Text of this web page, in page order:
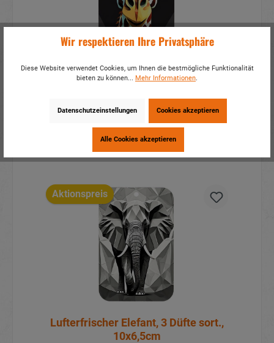
10x6,5cm
Mehr Infos? Hier anmelden
Details
Aktionspreis
Lufterfrischer Elefant, 3 Düfte sort.,
10x6,5cm
Wir respektieren Ihre Privatsphäre
Diese Website verwendet Cookies, um Ihnen die bestmögliche Funktionalität
bieten zu können... Mehr Informationen.
Datenschutzeinstellungen Cookies akzeptieren
Alle Cookies akzeptieren